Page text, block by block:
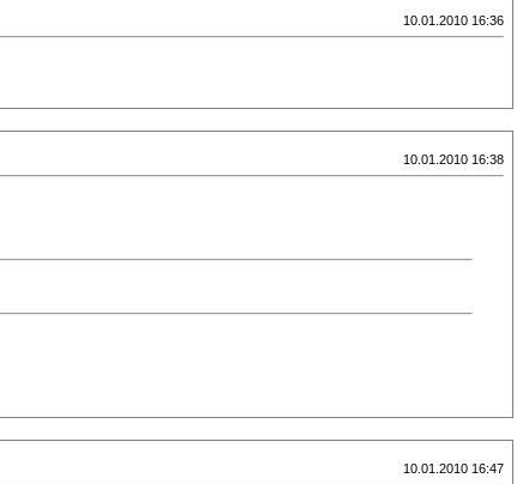
10.01.2010 16:36
10.01.2010 16:38
10.01.2010 16:47